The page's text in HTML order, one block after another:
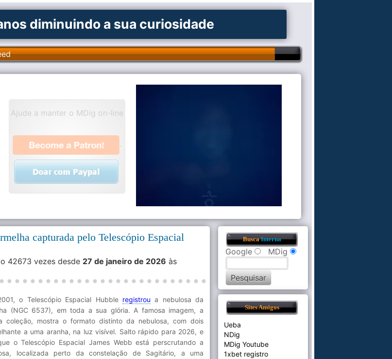
diminuindo a sua curiosidade
Ajude a manter o MDig on-line
.
capturada pelo Telescópio Espacial
42673 vezes desde 27 de janeiro de 2026 às
o Telescópio Espacial Hubble registrou a nebulosa da
(NGC 6537), em toda a sua glória. A famosa imagem, a
coleção, mostra o formato distinto da nebulosa, com dois
a uma aranha, na luz visível. Salto rápido para 2026, e
o Telescópio Espacial James Webb está perscrutando a
localizada perto da constelação de Sagitário, a uma
BuscaInterna
Google MDig
Sites Amigos
Ueba
NDig
MDig Youtube
1xbet registro